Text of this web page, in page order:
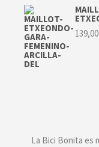
139,00
La Bici Bonita es